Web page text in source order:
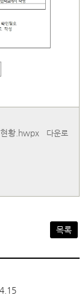
현황.hwpx 다운로
목록